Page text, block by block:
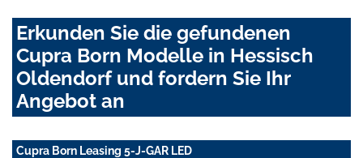
Erkunden Sie die gefundenen
Cupra Born Modelle in Hessisch
Oldendorf und fordern Sie Ihr
Angebot an
Cupra Born Leasing 5-J-GAR LED